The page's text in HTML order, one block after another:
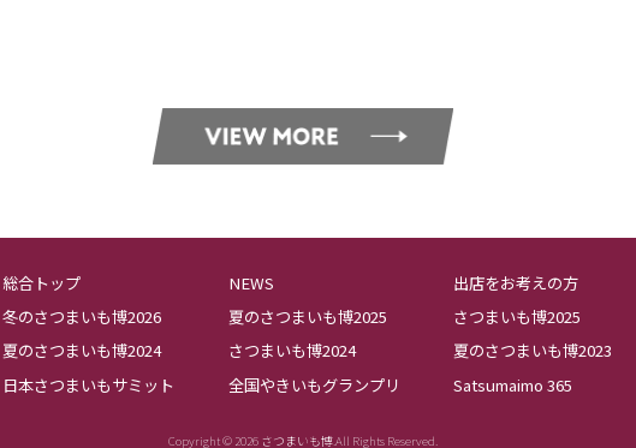
総合トップ NEWS 出店をお考えの方
冬のさつまいも博2026
夏のさつまいも博2025 さつまいも博2025
夏のさつまいも博2024
さつまいも博2024 夏のさつまいも博2023
日本さつまいもサミット
全国やきいもグランプリ Satsumaimo 365
Copyright © 2026 さつまいも博.All Rights Reserved.